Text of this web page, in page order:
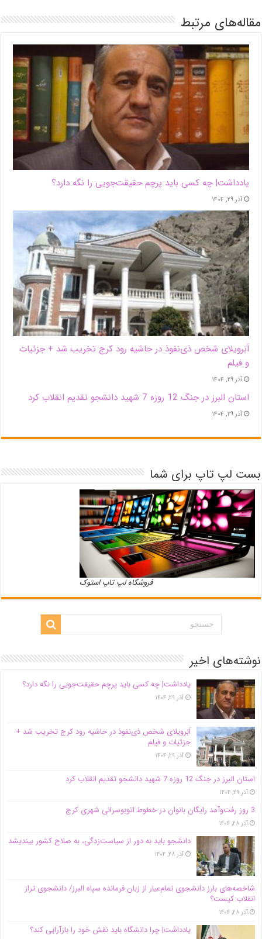
مقاله‌های مرتبط
یادداشت| ‌چه کسی باید پرچم حقیقت‌جویی را نگه دارد؟
آذر ۲۹, ۱۴۰۴
اَبَر‌ویلای شخص ذی‌نفوذ در حاشیه‌ رود کرج تخریب شد + جزئیات
و فیلم
آذر ۲۹, ۱۴۰۴
استان البرز در جنگ 12 روزه 7 شهید دانشجو تقدیم انقلاب کرد
آذر ۲۹, ۱۴۰۴
بست لپ تاپ برای شما
فروشگاه لپ تاپ استوک
نوشته‌های اخیر
یادداشت| ‌چه کسی باید پرچم حقیقت‌جویی را نگه دارد؟
آذر ۲۹, ۱۴۰۴
اَبَر‌ویلای شخص ذی‌نفوذ در حاشیه‌ رود کرج تخریب شد +
جزئیات و فیلم
آذر ۲۹, ۱۴۰۴
استان البرز در جنگ 12 روزه 7 شهید دانشجو تقدیم انقلاب کرد
آذر ۲۹, ۱۴۰۴
3 روز رفت‌وآمد رایگان بانوان در خطوط اتوبوسرانی شهری کرج
آذر ۲۸, ۱۴۰۴
دانشجو باید به دور از سیاست‌زدگی، به صلاح کشور بیندیشد
آذر ۲۸, ۱۴۰۴
شاخصه‌های بارز دانشجوی تمام‌عیار از زبان فرمانده سپاه البرز/ دانشجوی تراز
انقلاب کیست؟
آذر ۲۸, ۱۴۰۴
یادداشت| چرا دانشگاه باید نقش خود را بازآرایی کند؟